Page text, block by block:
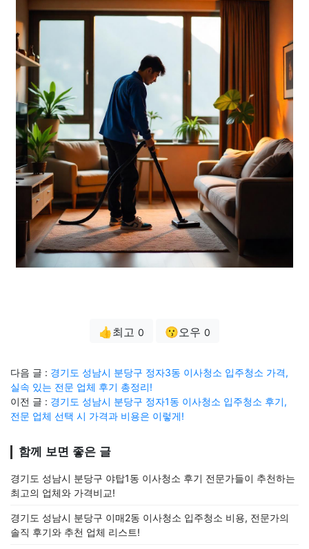
👍최고 0 😗오우 0
다음 글 : 경기도 성남시 분당구 정자3동 이사청소 입주청소 가격,
실속 있는 전문 업체 후기 총정리!
이전 글 : 경기도 성남시 분당구 정자1동 이사청소 입주청소 후기,
전문 업체 선택 시 가격과 비용은 이렇게!
함께 보면 좋은 글
경기도 성남시 분당구 야탑1동 이사청소 후기 전문가들이 추천하는
최고의 업체와 가격비교!
경기도 성남시 분당구 이매2동 이사청소 입주청소 비용, 전문가의
솔직 후기와 추천 업체 리스트!